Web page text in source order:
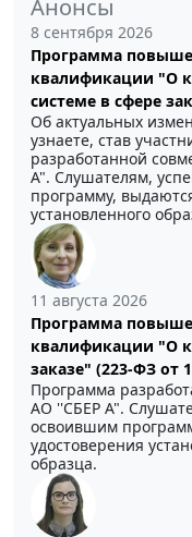
Анонсы
8 сентября 2026
Программа
квалификации "О
системе в сфере
Об актуальных
узнаете, став
разработанной
А". Слушателям,
программу,
установленного
11 августа 2026
Программа
квалификации "О
заказе" (223-ФЗ от
Программа
АО ''СБЕР А".
освоившим
удостоверения
образца.